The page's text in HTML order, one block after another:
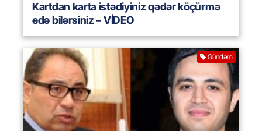
Kartdan karta istədiyiniz qədər köçürmə
edə bilərsiniz – VİDEO
Gündəm